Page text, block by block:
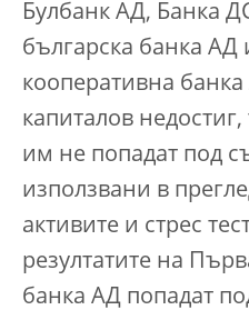
Булбанк АД, Банка
българска банка АД
кооперативна
капиталов недостиг,
им не попадат под
използвани в
активите и стрес
резултатите на
банка АД попадат